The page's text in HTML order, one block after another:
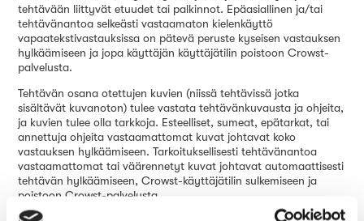
tehtävään liittyvät etuudet tai palkinnot. Epäasiallinen ja/tai
tehtävänantoa selkeästi vastaamaton kielenkäyttö
vapaatekstivastauksissa on pätevä peruste kyseisen vastauksen
hylkäämiseen ja jopa käyttäjän käyttäjätilin poistoon Crowst-
palvelusta.
Tehtävän osana otettujen kuvien (niissä tehtävissä jotka
sisältävät kuvanoton) tulee vastata tehtävänkuvausta ja ohjeita,
ja kuvien tulee olla tarkkoja. Esteelliset, sumeat, epätarkat, tai
annettuja ohjeita vastaamattomat kuvat johtavat koko
vastauksen hylkäämiseen. Tarkoituksellisesti tehtävänantoa
vastaamattomat tai väärennetyt kuvat johtavat automaattisesti
tehtävän hylkäämiseen, Crowst-käyttäjätilin sulkemiseen ja
poistoon Crowst-palvelusta.